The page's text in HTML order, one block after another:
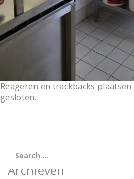
Reageren en trackbacks
gesloten.
Archieven